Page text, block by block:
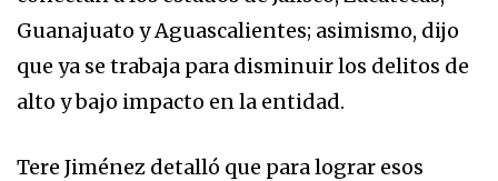
Guanajuato y Aguascalientes; asimismo, dijo
que ya se trabaja para disminuir los delitos de
alto y bajo impacto en la entidad.
Tere Jiménez detalló que para lograr esos